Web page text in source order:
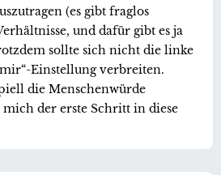
(es gibt fraglos
und dafür gibt es ja
sollte sich nicht die linke
Einstellung verbreiten.
die Menschenwürde
der erste Schritt in diese